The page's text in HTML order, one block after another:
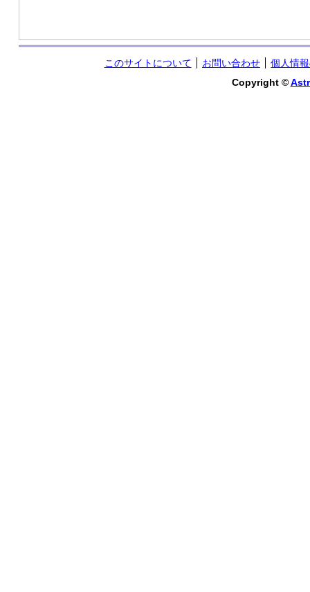
このサイトについて お問い合わせ
個人情
Copyright ©